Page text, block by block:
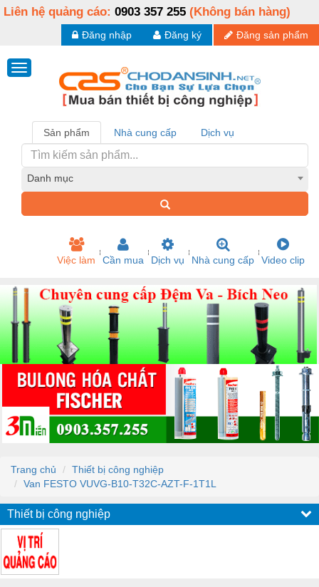
Liên hệ quảng cáo: 0903 357 255 (Không bán hàng)
Đăng sản phẩm
Đăng ký
Đăng nhập
Sản phẩm Nhà cung cấp Dịch vụ
Danh mục
Việc làm Cần mua Dịch vụ Nhà cung cấp Video clip
Trang chủ
Thiết bị công nghiệp
Van FESTO VUVG-B10-T32C-AZT-F-1T1L
Thiết bị công nghiệp